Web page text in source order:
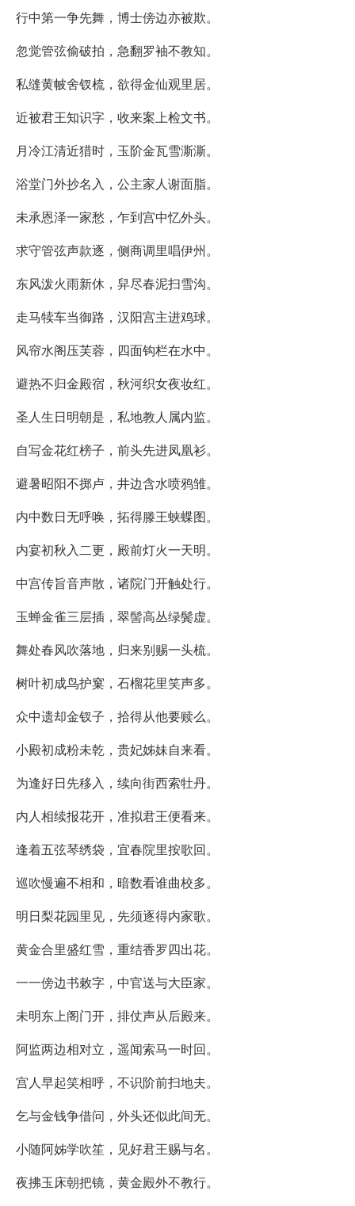
行中第一争先舞，博士傍边亦被欺。
忽觉管弦偷破拍，急翻罗袖不教知。
私缝黄帔舍钗梳，欲得金仙观里居。
近被君王知识字，收来案上检文书。
月冷江清近猎时，玉阶金瓦雪澌澌。
浴堂门外抄名入，公主家人谢面脂。
未承恩泽一家愁，乍到宫中忆外头。
求守管弦声款逐，侧商调里唱伊州。
东风泼火雨新休，舁尽春泥扫雪沟。
走马犊车当御路，汉阳宫主进鸡球。
风帘水阁压芙蓉，四面钩栏在水中。
避热不归金殿宿，秋河织女夜妆红。
圣人生日明朝是，私地教人属内监。
自写金花红榜子，前头先进凤凰衫。
避暑昭阳不掷卢，井边含水喷鸦雏。
内中数日无呼唤，拓得滕王蛱蝶图。
内宴初秋入二更，殿前灯火一天明。
中宫传旨音声散，诸院门开触处行。
玉蝉金雀三层插，翠髻高丛绿鬓虚。
舞处春风吹落地，归来别赐一头梳。
树叶初成鸟护窠，石榴花里笑声多。
众中遗却金钗子，拾得从他要赎么。
小殿初成粉未乾，贵妃姊妹自来看。
为逢好日先移入，续向街西索牡丹。
内人相续报花开，准拟君王便看来。
逢着五弦琴绣袋，宜春院里按歌回。
巡吹慢遍不相和，暗数看谁曲校多。
明日梨花园里见，先须逐得内家歌。
黄金合里盛红雪，重结香罗四出花。
一一傍边书敕字，中官送与大臣家。
未明东上阁门开，排仗声从后殿来。
阿监两边相对立，遥闻索马一时回。
宫人早起笑相呼，不识阶前扫地夫。
乞与金钱争借问，外头还似此间无。
小随阿姊学吹笙，见好君王赐与名。
夜拂玉床朝把镜，黄金殿外不教行。